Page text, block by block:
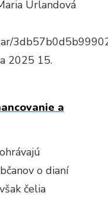
Urlandová
2025 15.
a
o dianí
čelia